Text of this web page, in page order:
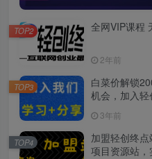
全网VIP课程
2年前
TOP2
白菜价解锁
机会，加入
3年前
TOP3
加盟轻创终
项目资源站，
TOP4